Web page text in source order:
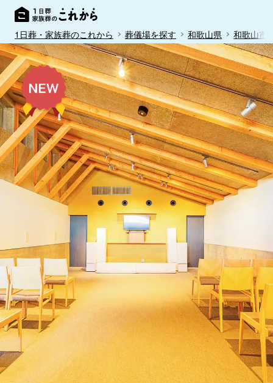
1日葬・家族葬のこれから 葬儀場を探す 和歌山県 和歌山市